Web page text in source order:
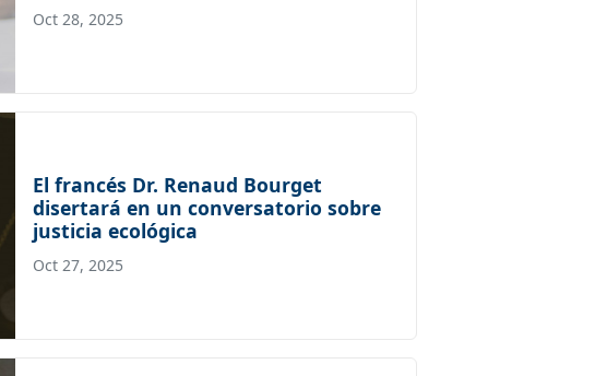
Oct 28, 2025
El francés Dr. Renaud Bourget
disertará en un conversatorio sobre
justicia ecológica
Oct 27, 2025